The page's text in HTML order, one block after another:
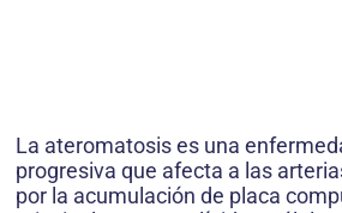
La ateromatosis es una
progresiva que afecta a las
por la acumulación de placa